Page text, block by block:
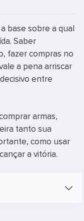
base sobre a qual
Saber
fazer compras no
a pena arriscar
entre
armas,
tanto sua
como usar
a vitória.